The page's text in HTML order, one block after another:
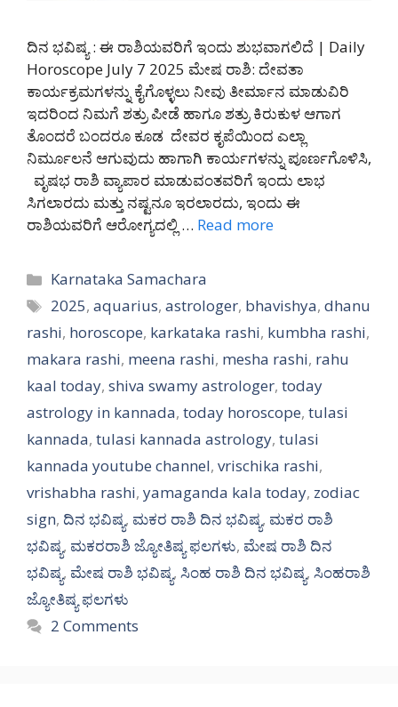
ದಿನ ಭವಿಷ್ಯ : ಈ ರಾಶಿಯವರಿಗೆ ಇಂದು ಶುಭವಾಗಲಿದೆ | Daily
Horoscope July 7 2025 ಮೇಷ ರಾಶಿ: ದೇವತಾ
ಕಾರ್ಯಕ್ರಮಗಳನ್ನು ಕೈಗೊಳ್ಳಲು ನೀವು ತೀರ್ಮಾನ ಮಾಡುವಿರಿ
ಇದರಿಂದ ನಿಮಗೆ ಶತ್ರು ಪೀಡೆ ಹಾಗೂ ಶತ್ರು ಕಿರುಕುಳ ಆಗಾಗ
ತೊಂದರೆ ಬಂದರೂ ಕೂಡ ದೇವರ ಕೃಪೆಯಿಂದ ಎಲ್ಲಾ
ನಿರ್ಮೂಲನೆ ಆಗುವುದು ಹಾಗಾಗಿ ಕಾರ್ಯಗಳನ್ನು ಪೂರ್ಣಗೊಳಿಸಿ,
ವೃಷಭ ರಾಶಿ ವ್ಯಾಪಾರ ಮಾಡುವಂತವರಿಗೆ ಇಂದು ಲಾಭ
ಸಿಗಲಾರದು ಮತ್ತು ನಷ್ಟನೂ ಇರಲಾರದು, ಇಂದು ಈ
ರಾಶಿಯವರಿಗೆ ಆರೋಗ್ಯದಲ್ಲಿ … Read more
Categories
Karnataka Samachara
Tags
2025,aquarius,astrologer, bhavishya,dhanu
rashi, horoscope, karkataka rashi, kumbha rashi,
makara rashi, meena rashi, mesha rashi, rahu
kaal today, shiva swamy astrologer, today
astrology in kannada, today horoscope, tulasi
kannada, tulasi kannada astrology, tulasi
kannada youtube channel, vrischika rashi,
vrishabha rashi, yamaganda kala today, zodiac
sign, ದಿನ ಭವಿಷ್ಯ, ಮಕರ ರಾಶಿ ದಿನ ಭವಿಷ್ಯ, ಮಕರ ರಾಶಿ
ಭವಿಷ್ಯ, ಮಕರರಾಶಿ ಜ್ಯೋತಿಷ್ಯ ಫಲಗಳು, ಮೇಷ ರಾಶಿ ದಿನ
ಭವಿಷ್ಯ, ಮೇಷ ರಾಶಿ ಭವಿಷ್ಯ, ಸಿಂಹ ರಾಶಿ ದಿನ ಭವಿಷ್ಯ, ಸಿಂಹರಾಶಿ
ಜ್ಯೋತಿಷ್ಯ ಫಲಗಳು
2 Comments